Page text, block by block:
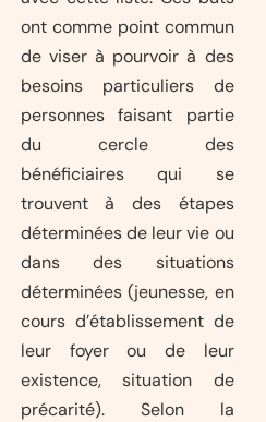
ont comme point commun
de viser à pourvoir à des
besoins particuliers de
personnes faisant partie
du cercle des
bénéficiaires qui se
trouvent à des étapes
déterminées de leur vie ou
dans des situations
déterminées (jeunesse, en
cours d’établissement de
leur foyer ou de leur
existence, situation de
précarité). Selon la